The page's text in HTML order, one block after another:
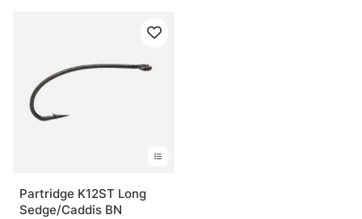
Partridge K12ST Long
Sedge/Caddis BN